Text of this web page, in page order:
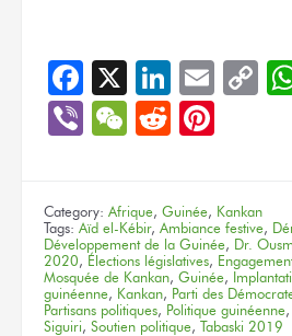
Facebook
X
ViberWeChat
Reddit
Category: Afrique, Guinée, Kankan
Tags: Aïd el-Kébir, Ambiance festive,
Développement de la Guinée, Dr.
2020, Élections législatives,
Mosquée de Kankan, Guinée,
guinéenne, Kankan, Parti des
Partisans politiques, Politique guinéenne,
Siguiri, Soutien politique, Tabaski 2019